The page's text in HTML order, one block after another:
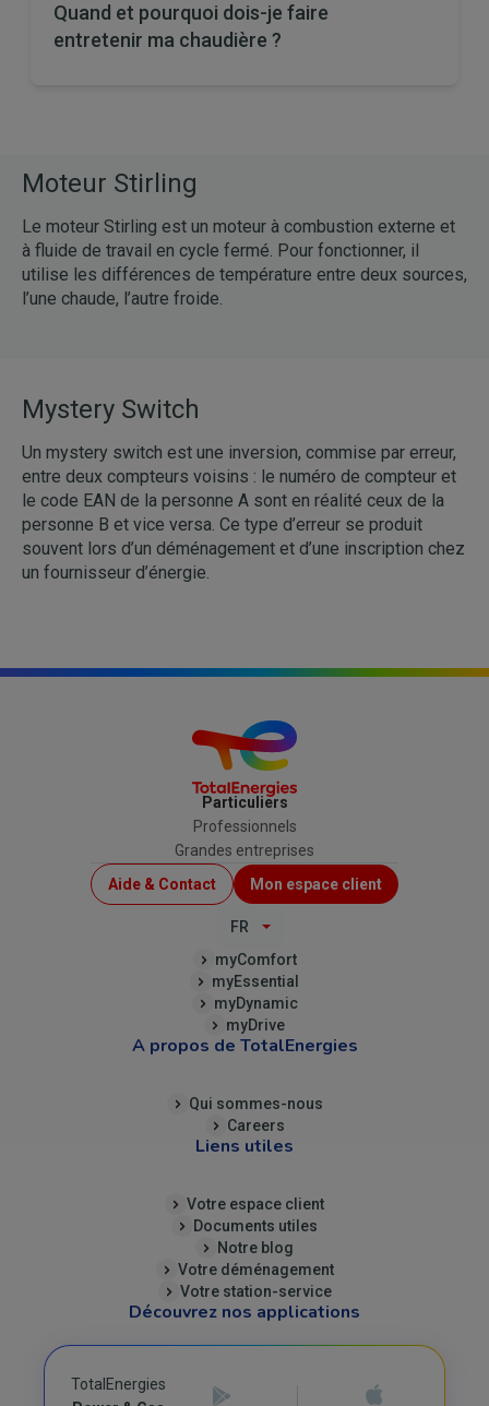
Quand et pourquoi dois-je faire
entretenir ma chaudière ?
Moteur Stirling
Le moteur Stirling est un moteur à combustion externe et
à fluide de travail en cycle fermé. Pour fonctionner, il
utilise les différences de température entre deux sources,
l’une chaude, l’autre froide.
Mystery Switch
Un mystery switch est une inversion, commise par erreur,
entre deux compteurs voisins : le numéro de compteur et
le code EAN de la personne A sont en réalité ceux de la
personne B et vice versa. Ce type d’erreur se produit
souvent lors d’un déménagement et d’une inscription chez
un fournisseur d’énergie.
Particuliers
Professionnels
Grandes entreprises
Menu
Top
Aide & Contact Mon espace client
FR
myComfort
myEssential
myDynamic
myDrive
A propos de TotalEnergies
Qui sommes-nous
Careers
Liens utiles
Votre espace client
Documents utiles
Notre blog
Votre déménagement
Votre station-service
Découvrez nos applications
TotalEnergies